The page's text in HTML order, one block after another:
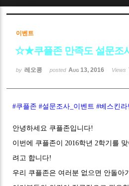
이벤트
☆★쿠플존 만족도 설문
by 레오콩 posted Aug 13, 2016 Views
#쿠플존 #설문조사_이벤트 #베스킨라
안녕하세요 쿠플존입니다!
이번에 쿠플존이 2016학년 2학기를
려고 합니다!
우리 쿠플존은 여러분 없으면 안돌아
Sketchbook5, 스케
Sketchbook5, 스